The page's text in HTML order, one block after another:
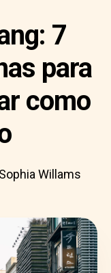
7
para
como
Willams